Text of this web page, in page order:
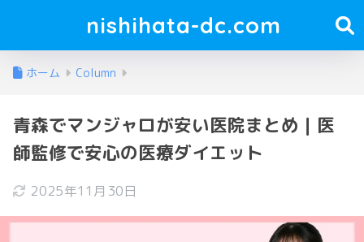
nishihata-dc.com
ホーム Column
青森でマンジャロが安い医院まとめ｜医
師監修で安心の医療ダイエット
2025年11月30日